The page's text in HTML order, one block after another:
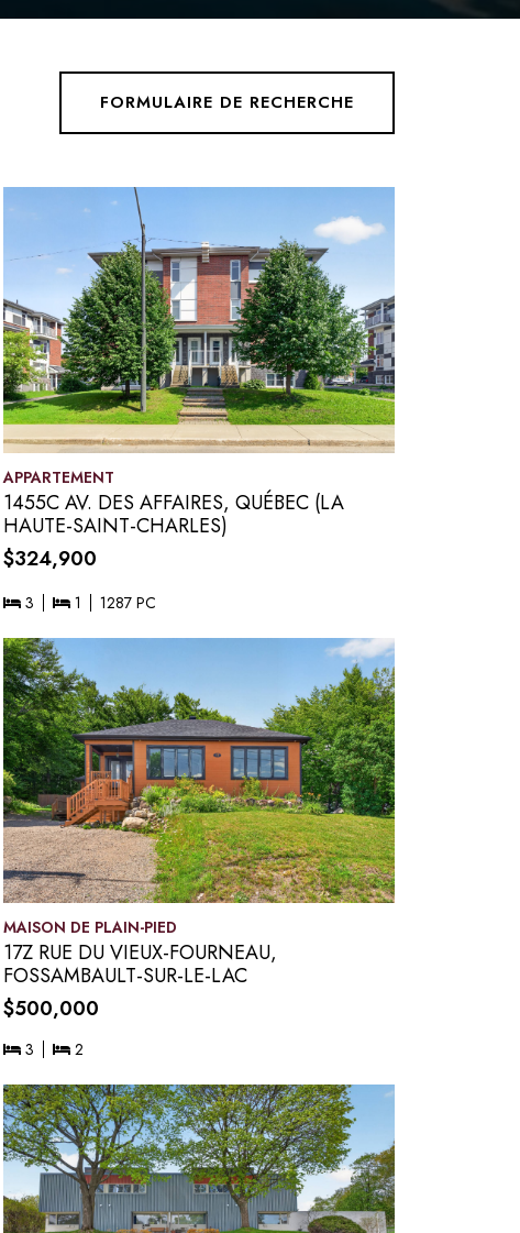
FORMULAIRE DE RECHERCHE
APPARTEMENT
1455C AV. DES AFFAIRES, QUÉBEC (LA
HAUTE-SAINT-CHARLES)
$324,900
3 1 1287 PC
MAISON DE PLAIN-PIED
17Z RUE DU VIEUX-FOURNEAU,
FOSSAMBAULT-SUR-LE-LAC
$500,000
3 2